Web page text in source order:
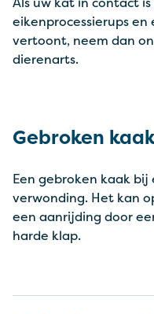
eikenprocessierups
vertoont, neem dan
dierenarts.
Gebroken
Een gebroken kaak
verwonding. Het kan
een aanrijding door
harde klap.